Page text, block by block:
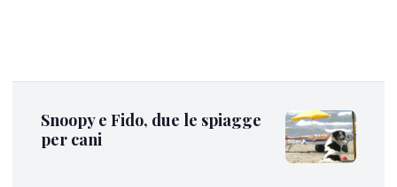
Snoopy e Fido, due le spiagge
per cani